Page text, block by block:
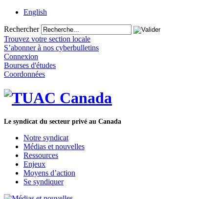
English
Rechercher
Trouvez votre section locale
S’abonner à nos cyberbulletins
Connexion
Bourses d'études
Coordonnées
Le syndicat du secteur privé au Canada
Notre syndicat
Médias et nouvelles
Ressources
Enjeux
Moyens d’action
Se syndiquer